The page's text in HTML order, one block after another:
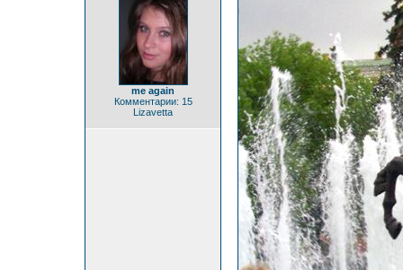
me again
Комментарии: 15
Lizavetta